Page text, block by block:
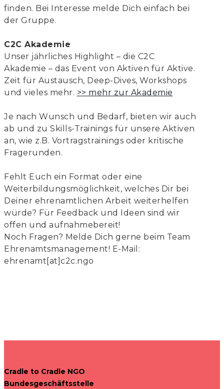
finden. Bei Interesse melde Dich einfach bei
der Gruppe.
C2C Akademie
Unser jährliches Highlight – die C2C
Akademie – das Event von Aktiven für Aktive.
Zeit für Austausch, Deep-Dives, Workshops
und vieles mehr. >> mehr zur Akademie
Je nach Wunsch und Bedarf, bieten wir auch
ab und zu Skills-Trainings für unsere Aktiven
an, wie z.B. Vortragstrainings oder kritische
Fragerunden.
Fehlt Euch ein Format oder eine
Weiterbildungsmöglichkeit, welches Dir bei
Deiner ehrenamtlichen Arbeit weiterhelfen
würde? Für Feedback und Ideen sind wir
offen und aufnahmebereit!
Noch Fragen? Melde Dich gerne beim Team
Ehrenamtsmanagement! E-Mail:
ehrenamt[at]c2c.ngo
Cradle to Cradle NGO
Bundesgeschäftsstelle